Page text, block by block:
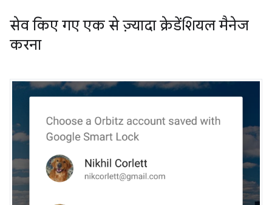
सेव किए गए एक से ज़्यादा क्रेडेंशियल मैनेज
करना